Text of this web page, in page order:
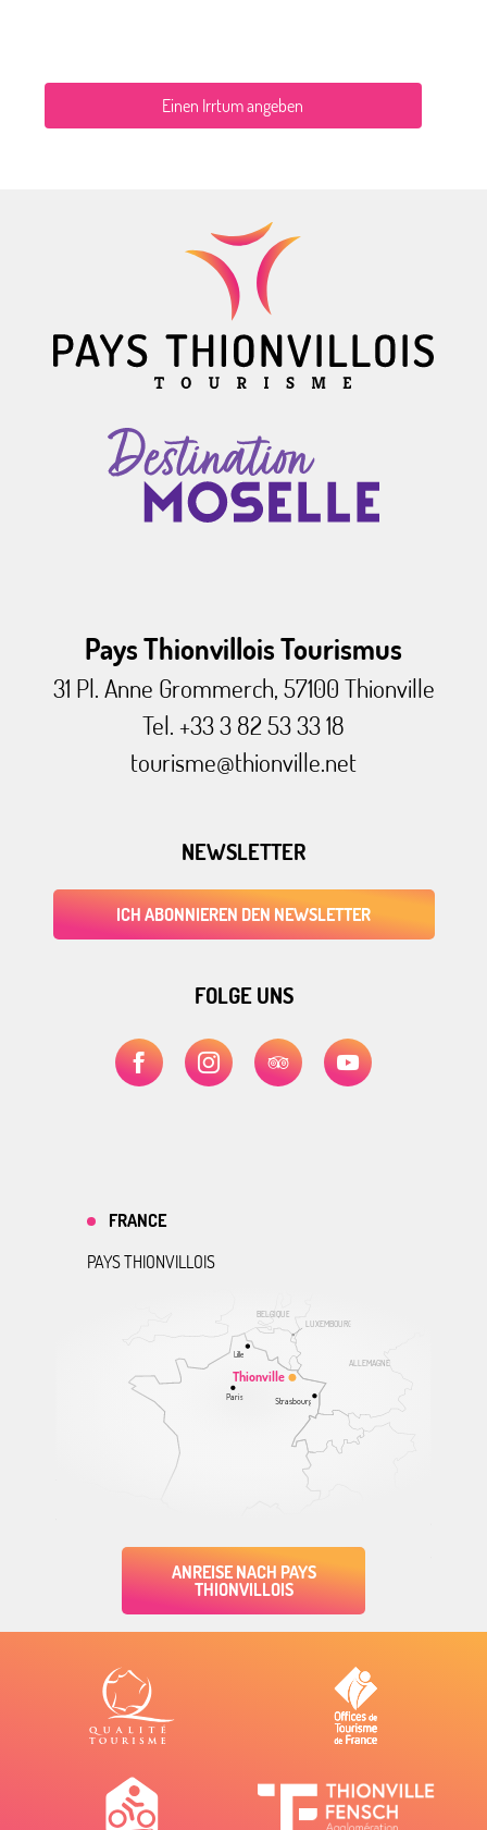
Einen Irrtum angeben
Pays Thionvillois Tourismus
31 Pl. Anne Grommerch, 57100 Thionville
Tel. +33 3 82 53 33 18
tourisme@thionville.net
NEWSLETTER
ICH ABONNIEREN DEN NEWSLETTER
FOLGE UNS
ALLEMAGNE
BELGIQUE
LUXEMBOURG
Thionville
Lille
Paris Strasbourg
FRANCE
PAYS THIONVILLOIS
ANREISE NACH PAYS
THIONVILLOIS